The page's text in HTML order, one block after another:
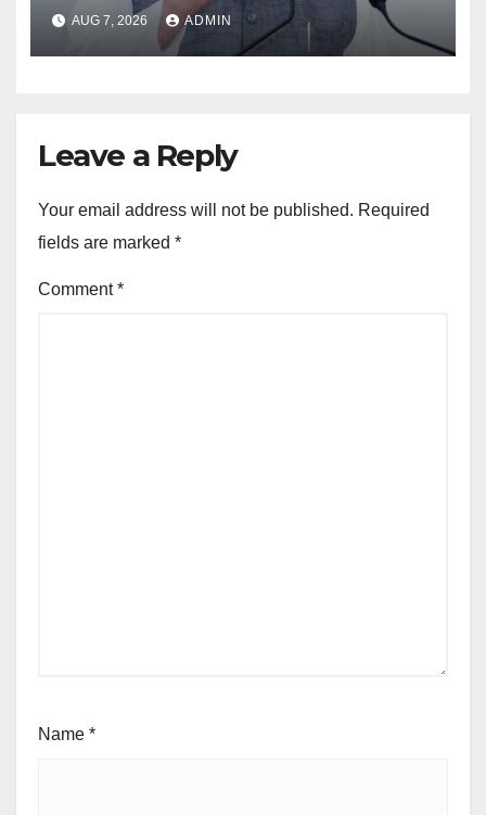
AUG 7, 2026 ADMIN
Leave a Reply
Your email address will not be published. Required
fields are marked *
Comment*
Name *